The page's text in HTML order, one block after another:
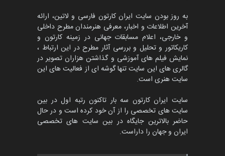
جشنواره بین‌المللی کارتون
مدارس پرتغال، ۲۰۲۷
مهلت 4 ماه دیگر
پنجمین مسابقۀ بین‌المللی
کارتون طنز «کلاه‌ای…
مهلت
به روز بودن سایت ایران کارتون فارسی و لاتین، ارائه
آخرین اطلاعات و اخبار، معرفی هنرمندان مطرح داخلی
و خارجی، اعلام مسابقات جهانی در زمینه کارتون و
کاریکاتور و تحلیل و بررسی آثار مطرح در این ارتباط ،
نمایش فیلم های آموزشی و گذاشتن هزاران تصویر در
گالری های این سایت تنها گوشه ای از فعالیت های این
سایت هنری است.
سایت ایران کارتون سه بار تاکنون رتبه اول در بین
سایت های تخصصی را از آن خود کرده است و در حال
حاضر بالاترین جایگاه در بین سایت های تخصصی
ایران و جهان را داراست.